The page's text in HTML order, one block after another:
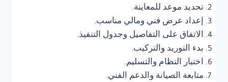
تحديد موعد للمعاينة.
إعداد عرض فني ومالي مناسب.
الاتفاق على التفاصيل وجدول التنفيذ.
بدء التوريد والتركيب.
اختبار النظام والتسليم.
متابعة الصيانة والدعم الفني.